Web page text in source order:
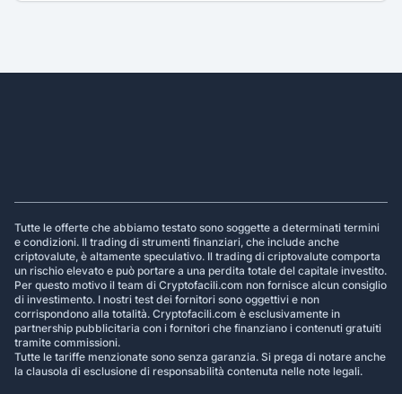
Tutte le offerte che abbiamo testato sono soggette a determinati termini
e condizioni. Il trading di strumenti finanziari, che include anche
criptovalute, è altamente speculativo. Il trading di criptovalute comporta
un rischio elevato e può portare a una perdita totale del capitale investito.
Per questo motivo il team di Cryptofacili.com non fornisce alcun consiglio
di investimento. I nostri test dei fornitori sono oggettivi e non
corrispondono alla totalità. Cryptofacili.com è esclusivamente in
partnership pubblicitaria con i fornitori che finanziano i contenuti gratuiti
tramite commissioni.
Tutte le tariffe menzionate sono senza garanzia. Si prega di notare anche
la clausola di esclusione di responsabilità contenuta nelle note legali.